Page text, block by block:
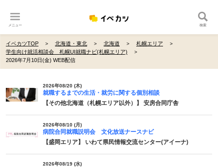
メニュー 検索
イベカツTOP 北海道・東北 北海道
札幌エリア
学生向け就活相談会 札幌UI就職ナビ(札幌エリア)
2026年7月10日(金) WEB配信
2026年08/20 (木)
就職するまでの生活・就労に関する個別相談
【その他北海道（札幌エリア以外）】 安房合同庁舎
2026年08/10 (月)
病院合同就職説明会 文化放送ナースナビ
【盛岡エリア】 いわて県民情報交流センター(アイーナ)
2026年08/19 (水)